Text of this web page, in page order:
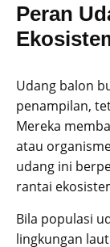
Peran
Udang balon
penampilan,
Mereka
atau
udang ini
rantai
Bila populasi
lingkungan